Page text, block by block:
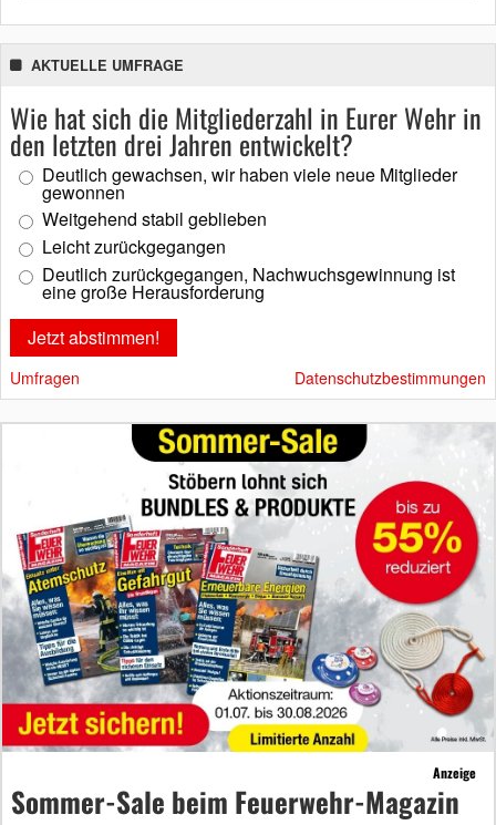
AKTUELLE UMFRAGE
Wie hat sich die Mitgliederzahl in Eurer Wehr in
den letzten drei Jahren entwickelt?
Deutlich gewachsen, wir haben viele neue Mitglieder
gewonnen
Weitgehend stabil geblieben
Leicht zurückgegangen
Deutlich zurückgegangen, Nachwuchsgewinnung ist
eine große Herausforderung
Umfragen Datenschutzbestimmungen
Anzeige
Sommer-Sale beim Feuerwehr-Magazin